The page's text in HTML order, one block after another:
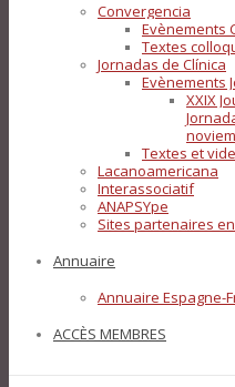
Convergencia
Evènements
Textes
Jornadas de Clínica
Evènements
XXIX
Textes et
Lacanoamericana
Interassociatif
ANAPSYpe
Sites partenaires
Annuaire
Annuaire Espagne-
ACCÈS MEMBRES